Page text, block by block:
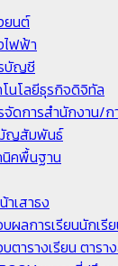
ยนต์
ไฟฟ้า
บัญชี
นโลยีธุรกิจดิจิทัล
จัดการสำนักงาน/
ญสัมพันธ์
นิคพื้นฐาน
าเสาธง
ผลการเรียนนักเรี
ตารางเรียน ตารา